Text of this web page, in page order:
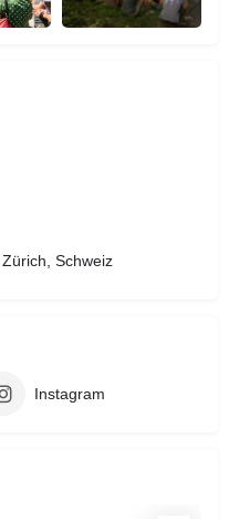
Schweiz
Instagram